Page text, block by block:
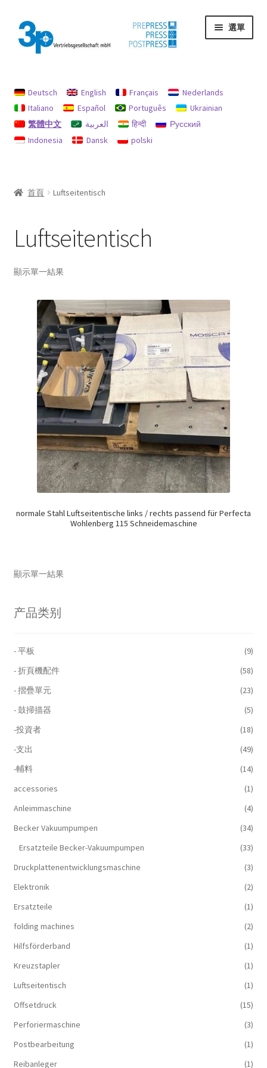
跳
至
導
跳
至
主
容
選單
印記
我的帳戶
退款和退貨政策
Deutsch English Français
Nederlands
Italiano
Español Português
Ukrainian
繁體中文
العربية हिन्दी
Русский
Indonesia
Dansk polski
首頁 Luftseitentisch
Luftseitentisch
顯示單一結果
normale Stahl Luftseitentische links / rechts passend für Perfecta
Wohlenberg 115 Schneidemaschine
顯示單一結果
产品类别
- 平板
(9)
- 折頁機配件
(58)
- 摺疊單元
(23)
- 鼓掃描器
(5)
-投資者
(18)
-支出
(49)
-輔料
(14)
accessories
(1)
Anleimmaschine
(4)
Becker Vakuumpumpen
(34)
Ersatzteile Becker-Vakuumpumpen
(33)
Druckplattenentwicklungsmaschine
(3)
Elektronik
(2)
Ersatzteile
(1)
folding machines
(2)
Hilfsförderband
(1)
Kreuzstapler
(1)
Luftseitentisch
(1)
Offsetdruck
(15)
Perforiermaschine
(3)
Postbearbeitung
(1)
Reibanleger
(1)